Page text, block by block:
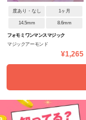
度あり・なし 1ヶ月
14.5mm 8.6mm
フォモミ ワンマンス マジック
シリーズ
マジックアーモンド
¥1,265